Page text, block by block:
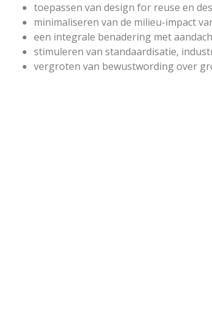
toepassen van design for reuse en
minimaliseren van de milieu-impact
een integrale benadering met
stimuleren van standaardisatie,
vergroten van bewustwording over